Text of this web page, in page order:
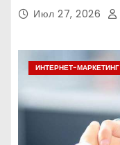
Июл 27, 2026
ИНТЕРНЕТ-МАРКЕТИНГ